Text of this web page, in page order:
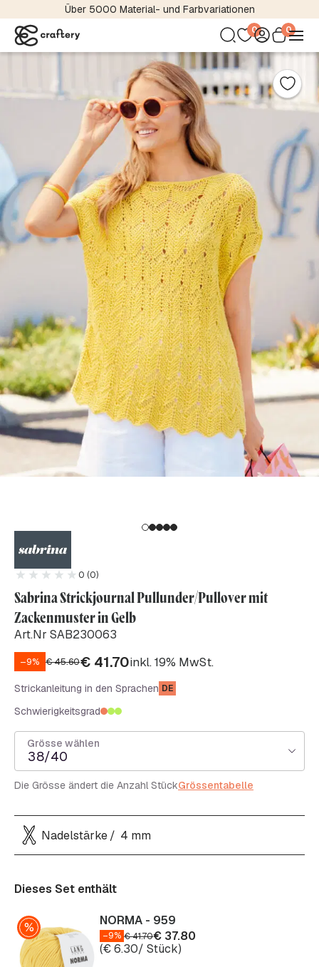
Über 5000 Material- und Farbvariationen
0 0
0 (0)
Sabrina Strickjournal Pullunder/Pullover mit
Zackenmuster in Gelb
Art.Nr SAB230063
–9% €45.60€ 41.70inkl. 19% MwSt.
Strickanleitung in den Sprachen DE
Schwierigkeitsgrad
Grösse wählen
38/40
Die Grösse ändert die Anzahl StückGrössentabelle
Nadelstärke 4 mm
Dieses Set enthält
NORMA - 959
–9% €41.70€ 37.80
(€6.30/ Stück)